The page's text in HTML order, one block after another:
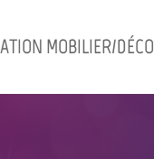
MOBILIER/DÉCO